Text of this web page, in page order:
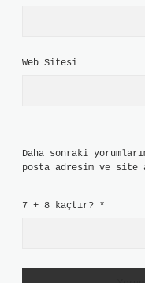
Web Sitesi
Daha sonraki
posta adresim ve site
7 + 8 kaçtır? *